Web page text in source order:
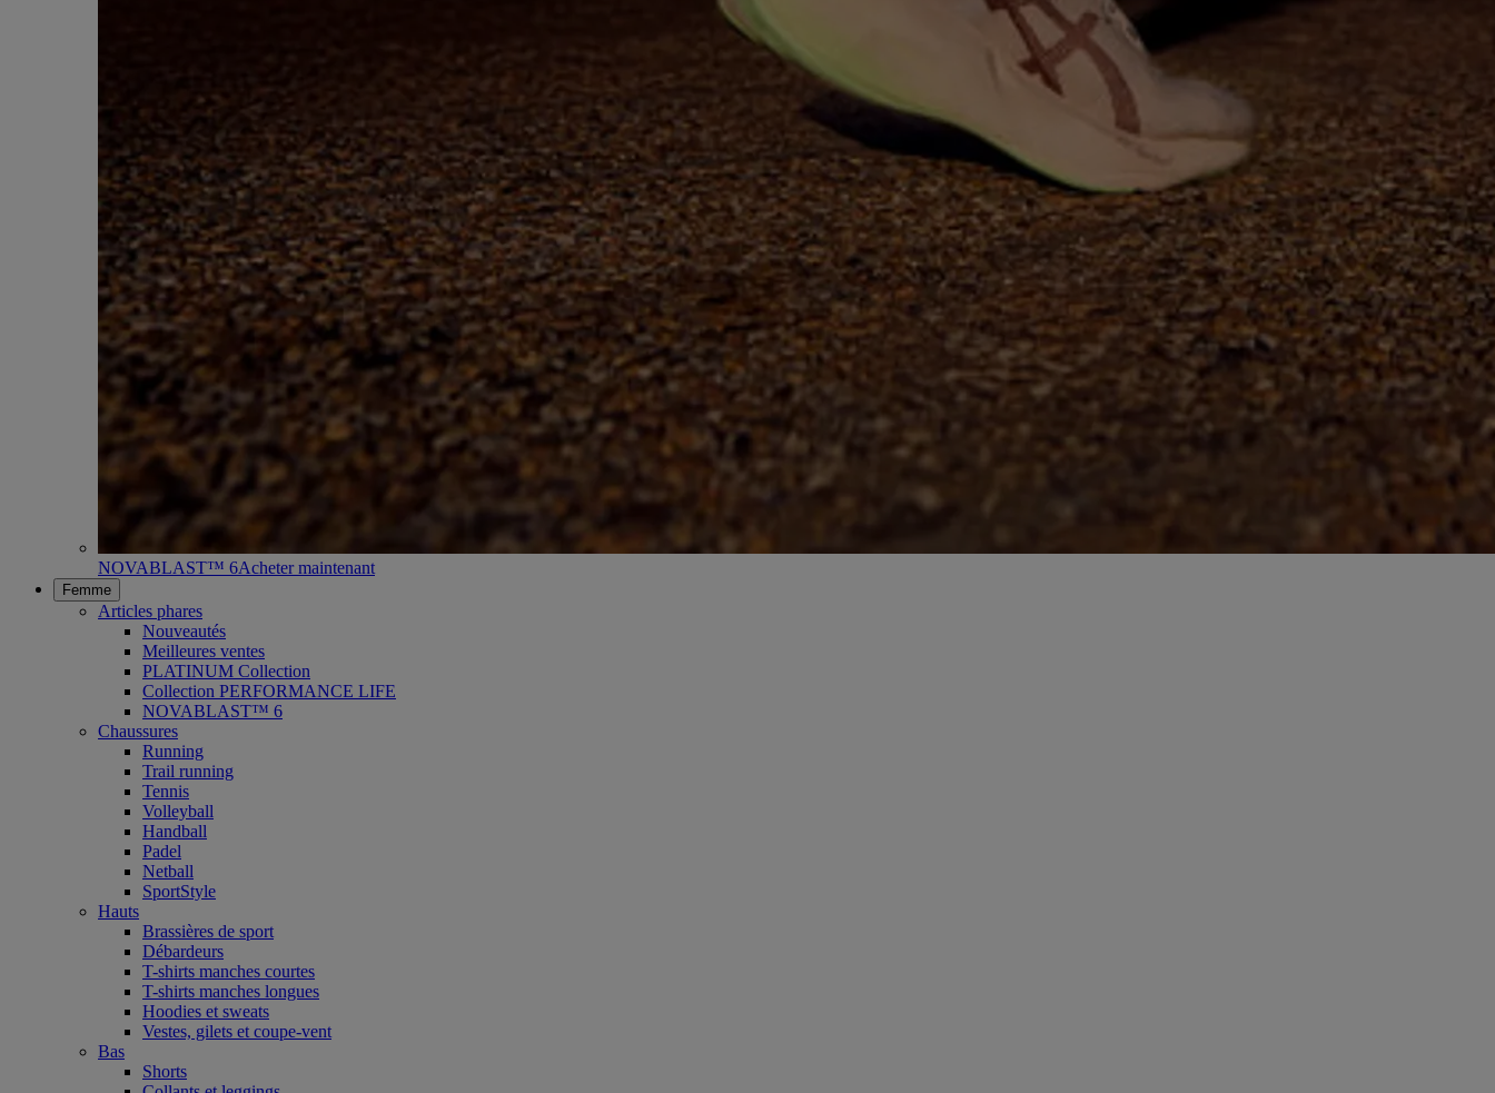
NOVABLAST™ 6Acheter maintenant
Femme
Articles phares
Nouveautés
Meilleures ventes
PLATINUM Collection
Collection PERFORMANCE LIFE
NOVABLAST™ 6
Chaussures
Running
Trail running
Tennis
Volleyball
Handball
Padel
Netball
SportStyle
Hauts
Brassières de sport
Débardeurs
T-shirts manches courtes
T-shirts manches longues
Hoodies et sweats
Vestes, gilets et coupe-vent
Bas
Shorts